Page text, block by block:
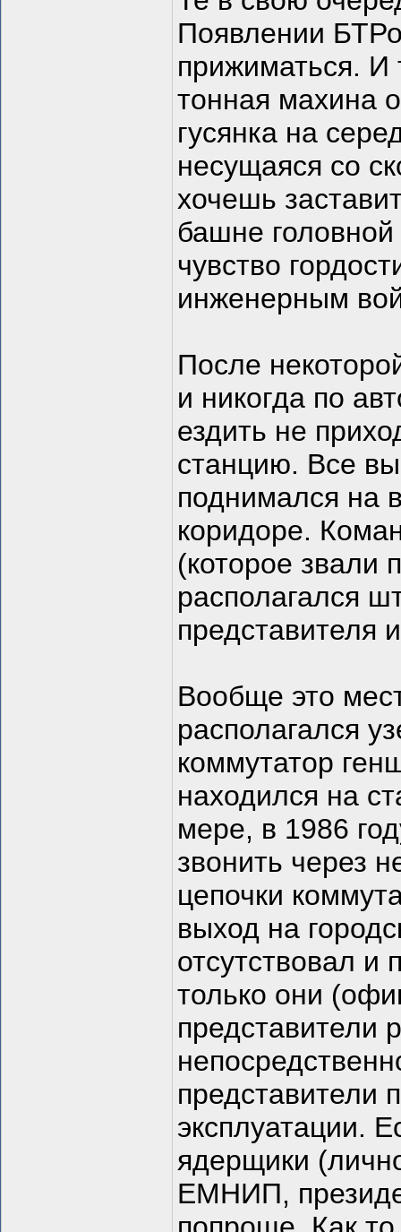
Появлении
прижиматься.
тонная махина
гусянка на
несущаяся со
хочешь
башне
чувство
инженерным
После
и никогда по
ездить не
станцию. Все
поднимался на
коридоре.
(которое звали
располагался
представителя
Вообще это
располагался
коммутатор
находился на
мере, в 1986
звонить через
цепочки
выход на
отсутствовал и
только они
представители
представители
эксплуатации.
ядерщики
ЕМНИП,